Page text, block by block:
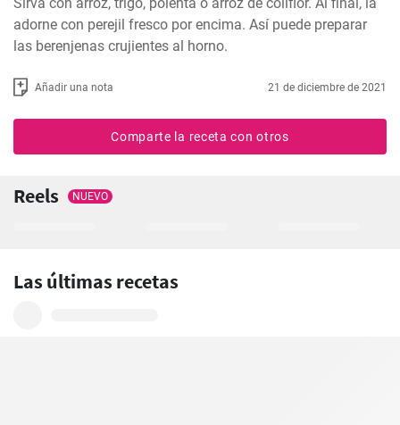
adorne con perejil fresco por encima. Así puede preparar
las berenjenas crujientes al horno.
Añadir una nota 21 de diciembre de 2021
Comparte la receta con otros
Reels NUEVO
Las últimas recetas